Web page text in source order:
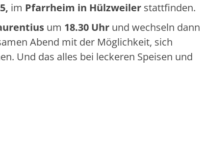
im Pfarrheim in Hülzweiler stattfinden.
um 18.30 Uhr und wechseln dann
Abend mit der Möglichkeit, sich
Und das alles bei leckeren Speisen und